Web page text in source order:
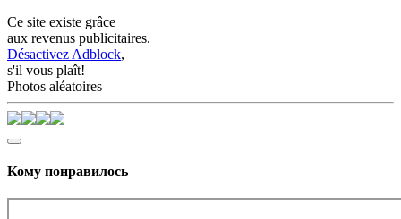
Ce site existe grâce
aux revenus publicitaires.
Désactivez Adblock,
s'il vous plaît!
Photos aléatoires
Кому понравилось